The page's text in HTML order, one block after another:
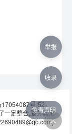
17054087号-52。
一定整合,服务器无
免责声明
举报
收录